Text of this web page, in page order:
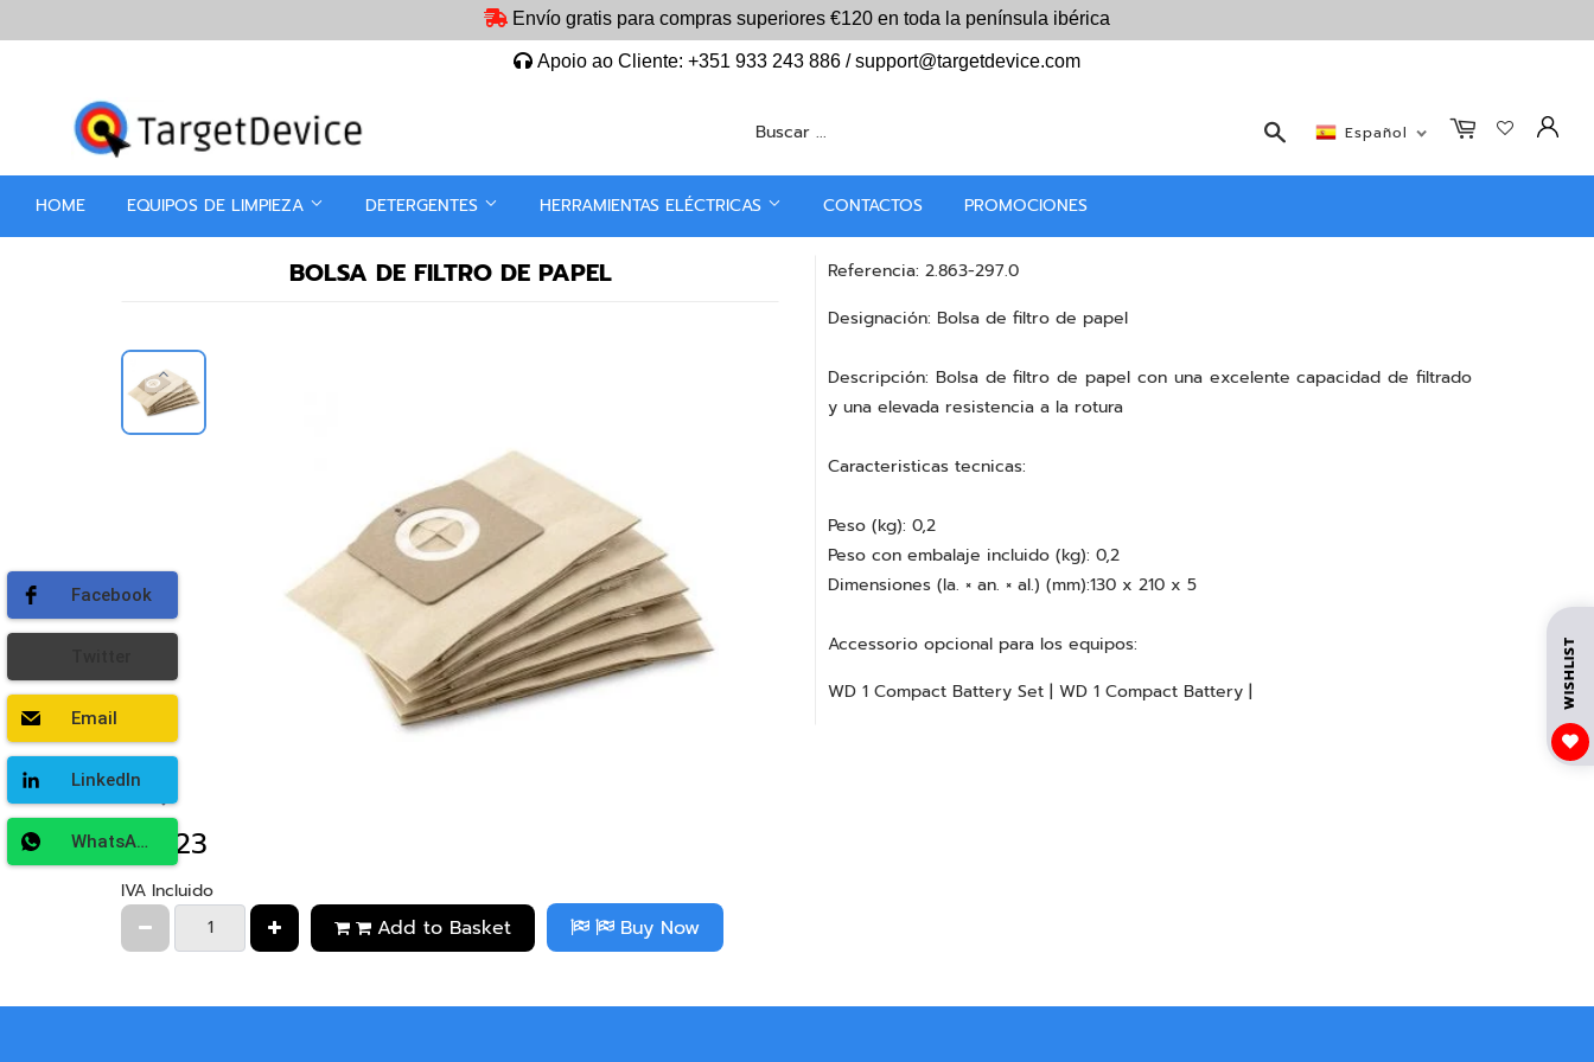
Envío gratis para compras superiores€120 en toda la península ibérica
Apoio ao Cliente: +351 933 243 886 / support@targetdevice.com
Facebook
Email
LinkedIn
WhatsApp
Buscar Español
HOME EQUIPOS DE LIMPIEZA DETERGENTES HERRAMIENTAS ELÉCTRICAS CONTACTOS PROMOCIONES
BOLSA DE FILTRO DE PAPEL
€14,23
IVA Incluido
Add to Basket Buy Now
Referencia: 2.863-297.0
Designación: Bolsa de filtro de papel
Descripción: Bolsa de filtro de papel con una excelente capacidad de filtrado
y una elevada resistencia a la rotura
Caracteristicas tecnicas:
Peso (kg): 0,2
Peso con embalaje incluido (kg): 0,2
Dimensiones (la. × an. × al.) (mm):130 x 210 x 5
Accessorio opcional para los equipos:
WD 1 Compact Battery Set | WD 1 Compact Battery |
WISHLIST